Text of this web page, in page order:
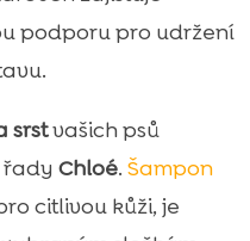
podporu pro udržení
srstvašich psů
řady Chloé. Šampon
citlivou kůži, je